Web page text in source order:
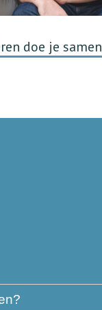
doe je samen